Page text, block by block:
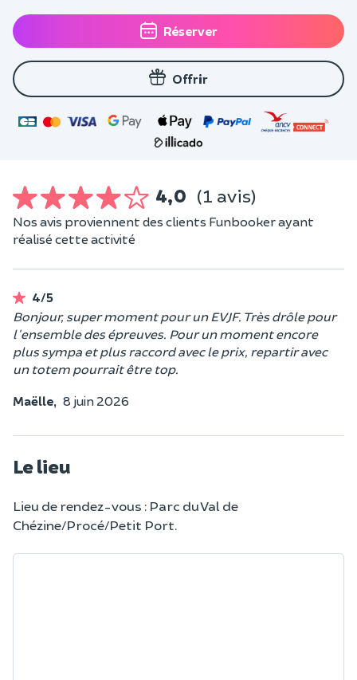
Réserver
Offrir
4,0 (1 avis)
Nos avis proviennent des clients Funbooker ayant
réalisé cette activité
4/5
Bonjour, super moment pour un EVJF. Très drôle pour
l'ensemble des épreuves. Pour un moment encore
plus sympa et plus raccord avec le prix, repartir avec
un totem pourrait être top.
Maëlle, 8 juin 2026
Le lieu
Lieu de rendez-vous : Parc du Val de
Chézine/Procé/Petit Port.